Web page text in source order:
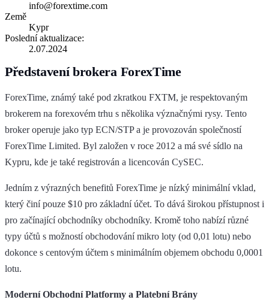
info@forextime.com
Země
Kypr
Poslední aktualizace:
2.07.2024
Představení brokera ForexTime
ForexTime, známý také pod zkratkou FXTM, je respektovaným
brokerem na forexovém trhu s několika význačnými rysy. Tento
broker operuje jako typ ECN/STP a je provozován společností
ForexTime Limited. Byl založen v roce 2012 a má své sídlo na
Kypru, kde je také registrován a licencován CySEC.
Jedním z výrazných benefitů ForexTime je nízký minimální vklad,
který činí pouze $10 pro základní účet. To dává širokou přístupnost i
pro začínající obchodníky obchodníky. Kromě toho nabízí různé
typy účtů s možností obchodování mikro loty (od 0,01 lotu) nebo
dokonce s centovým účtem s minimálním objemem obchodu 0,0001
lotu.
Moderní Obchodní Platformy a Platební Brány